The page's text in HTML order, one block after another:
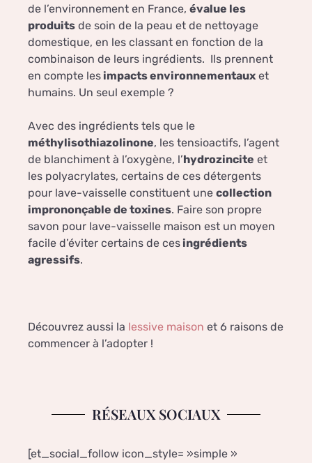
de l’environnement en France, évalue les
produits de soin de la peau et de nettoyage
domestique, en les classant en fonction de la
combinaison de leurs ingrédients. Ils prennent
en compte les impacts environnementaux et
humains. Un seul exemple ?
Avec des ingrédients tels que le
méthylisothiazolinone, les tensioactifs, l’agent
de blanchiment à l’oxygène, l’hydrozincite et
les polyacrylates, certains de ces détergents
pour lave-vaisselle constituent une collection
imprononçable de toxines. Faire son propre
savon pour lave-vaisselle maison est un moyen
facile d’éviter certains de ces ingrédients
agressifs.
Découvrez aussi la lessive maison et 6 raisons de
commencer à l’adopter !
RÉSEAUX SOCIAUX
[et_social_follow icon_style= »simple »